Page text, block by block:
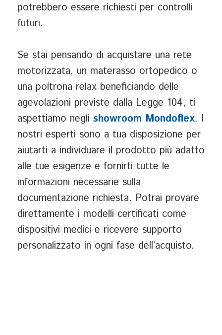
potrebbero essere richiesti per controlli
futuri.
Se stai pensando di acquistare una rete
motorizzata, un materasso ortopedico o
una poltrona relax beneficiando delle
agevolazioni previste dalla Legge 104, ti
aspettiamo negli showroom Mondoflex. I
nostri esperti sono a tua disposizione per
aiutarti a individuare il prodotto più adatto
alle tue esigenze e fornirti tutte le
informazioni necessarie sulla
documentazione richiesta. Potrai provare
direttamente i modelli certificati come
dispositivi medici e ricevere supporto
personalizzato in ogni fase dell’acquisto.